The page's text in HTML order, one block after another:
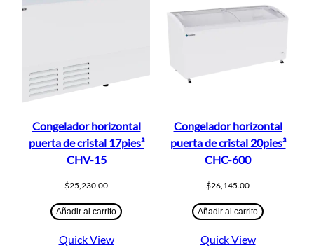
Congelador horizontal
puerta de cristal 17pies³
CHV-15
$25,230.00
Añadir al carrito
Quick View
Congelador horizontal
puerta de cristal 20pies³
CHC-600
$26,145.00
Añadir al carrito
Quick View